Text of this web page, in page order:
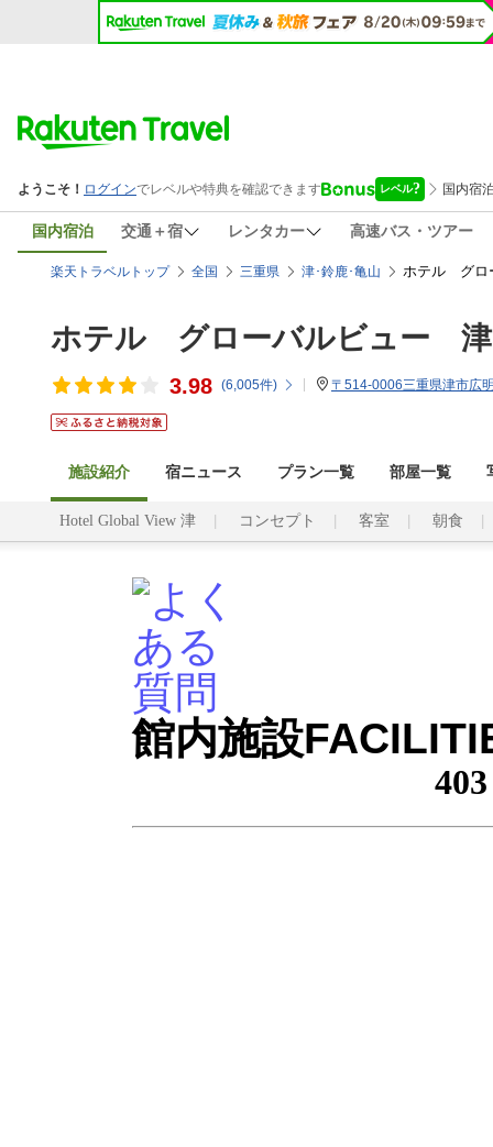
国内宿泊 交通＋宿 レンタカー 高速バス・ツアー
楽天トラベルトップ 全国 三重県 津･鈴鹿･亀山 ホテル グロ
ホテル グローバルビュー 津
3.98 (6,005件) 〒514-0006三重県津市広
施設紹介 宿ニュース プラン一覧 部屋一覧
Hotel Global View 津 コンセプト 客室 朝食
館内施設